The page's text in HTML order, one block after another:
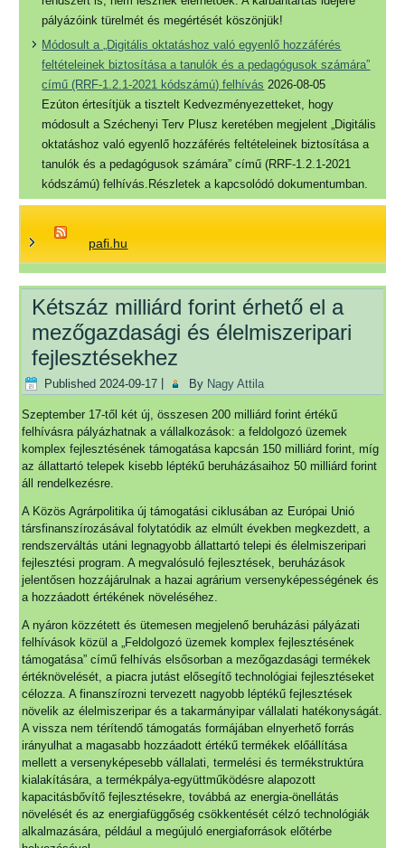
pályázóink türelmét és megértését köszönjük!
Módosult a „Digitális oktatáshoz való egyenlő hozzáférés
feltételeinek biztosítása a tanulók és a pedagógusok számára”
című (RRF-1.2.1-2021 kódszámú) felhívás 2026-08-05
Ezúton értesítjük a tisztelt Kedvezményezetteket, hogy
módosult a Széchenyi Terv Plusz keretében megjelent „Digitális
oktatáshoz való egyenlő hozzáférés feltételeinek biztosítása a
tanulók és a pedagógusok számára” című (RRF-1.2.1-2021
kódszámú) felhívás.Részletek a kapcsolódó dokumentumban.
pafi.hu
Kétszáz milliárd forint érhető el a
mezőgazdasági és élelmiszeripari
fejlesztésekhez
Published 2024-09-17 By Nagy Attila
Szeptember 17-től két új, összesen 200 milliárd forint értékű
felhívásra pályázhatnak a vállalkozások: a feldolgozó üzemek
komplex fejlesztésének támogatása kapcsán 150 milliárd forint, míg
az állattartó telepek kisebb léptékű beruházásaihoz 50 milliárd forint
áll rendelkezésre.
A Közös Agrárpolitika új támogatási ciklusában az Európai Unió
társfinanszírozásával folytatódik az elmúlt években megkezdett, a
rendszerváltás utáni legnagyobb állattartó telepi és élelmiszeripari
fejlesztési program. A megvalósuló fejlesztések, beruházások
jelentősen hozzájárulnak a hazai agrárium versenyképességének és
a hozzáadott értékének növeléséhez.
A nyáron közzétett és ütemesen megjelenő beruházási pályázati
felhívások közül a „Feldolgozó üzemek komplex fejlesztésének
támogatása” című felhívás elsősorban a mezőgazdasági termékek
értéknövelését, a piacra jutást elősegítő technológiai fejlesztéseket
célozza. A finanszírozni tervezett nagyobb léptékű fejlesztések
növelik az élelmiszeripar és a takarmányipar vállalati hatékonyságát.
A vissza nem térítendő támogatás formájában elnyerhető forrás
irányulhat a magasabb hozzáadott értékű termékek előállítása
mellett a versenyképesebb vállalati, termelési és termékstruktúra
kialakítására, a termékpálya-együttműködésre alapozott
kapacitásbővítő fejlesztésekre, továbbá az energia-önellátás
növelését és az energiafüggőség csökkentését célzó technológiák
alkalmazására, például a megújuló energiaforrások előtérbe